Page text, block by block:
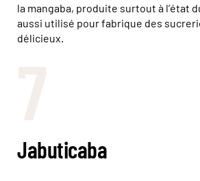
la mangaba, produite surtout à l’état
aussi utilisé pour fabrique des
délicieux.
Jabuticaba